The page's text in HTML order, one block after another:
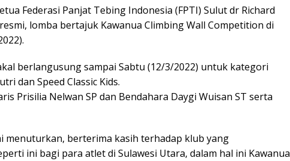
Federasi Panjat Tebing Indonesia (FPTI) Sulut dr Richard
lomba bertajuk Kawanua Climbing Wall Competition di
berlangusung sampai Sabtu (12/3/2022) untuk kategori
dan Speed Classic Kids.
Prisilia Nelwan SP dan Bendahara Daygi Wuisan ST serta
menuturkan, berterima kasih terhadap klub yang
ini bagi para atlet di Sulawesi Utara, dalam hal ini Kawanua